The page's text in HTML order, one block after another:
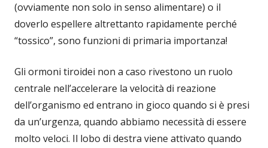
(ovviamente non solo in senso alimentare) o il
doverlo espellere altrettanto rapidamente perché
“tossico”, sono funzioni di primaria importanza!
Gli ormoni tiroidei non a caso rivestono un ruolo
centrale nell’accelerare la velocità di reazione
dell’organismo ed entrano in gioco quando si è presi
da un’urgenza, quando abbiamo necessità di essere
molto veloci. Il lobo di destra viene attivato quando